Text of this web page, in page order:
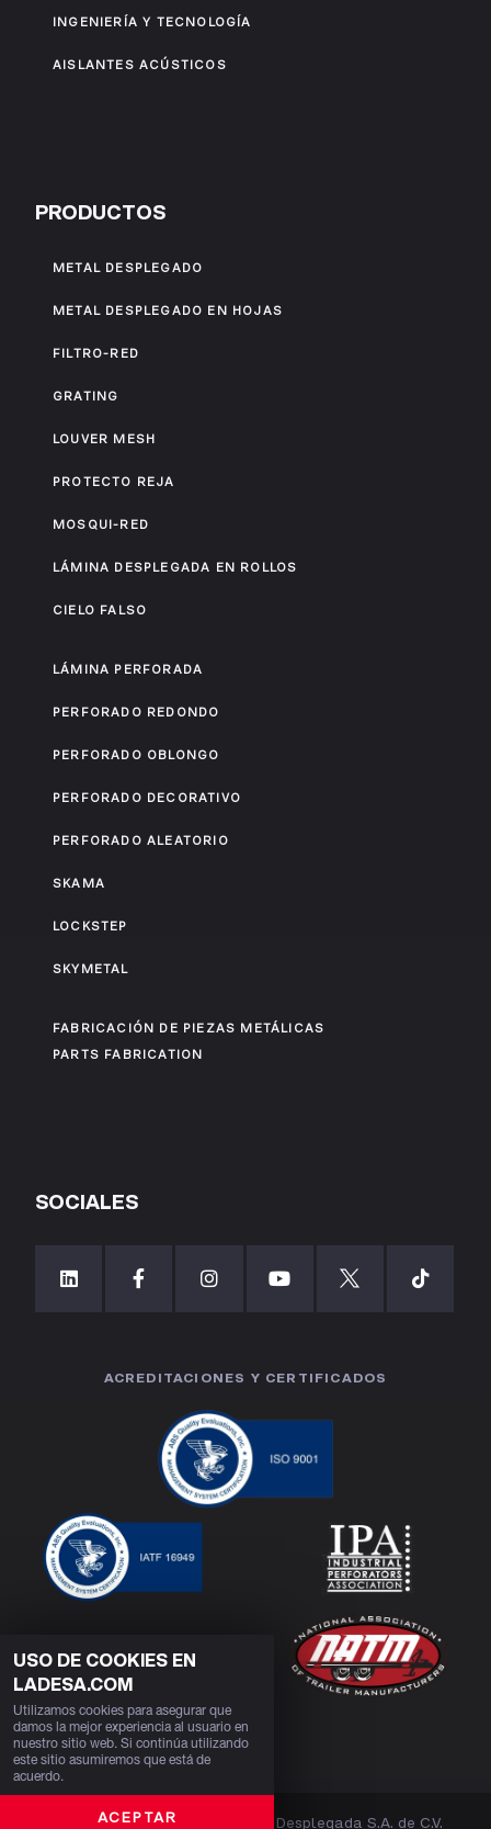
INGENIERÍA Y TECNOLOGÍA
AISLANTES ACÚSTICOS
PRODUCTOS
METAL DESPLEGADO
METAL DESPLEGADO EN HOJAS
FILTRO-RED
GRATING
LOUVER MESH
PROTECTO REJA
MOSQUI-RED
LÁMINA DESPLEGADA EN ROLLOS
CIELO FALSO
LÁMINA PERFORADA
PERFORADO REDONDO
PERFORADO OBLONGO
PERFORADO DECORATIVO
PERFORADO ALEATORIO
SKAMA
LOCKSTEP
SKYMETAL
FABRICACIÓN DE PIEZAS METÁLICAS
PARTS FABRICATION
SOCIALES
ACREDITACIONES Y CERTIFICADOS
Derechos Reservados 2026, Lámina Desplegada S.A. de C.V.
USO DE COOKIES EN
LADESA.COM
Utilizamos cookies para asegurar que
damos la mejor experiencia al usuario en
nuestro sitio web. Si continúa utilizando
este sitio asumiremos que está de
acuerdo.
ACEPTAR